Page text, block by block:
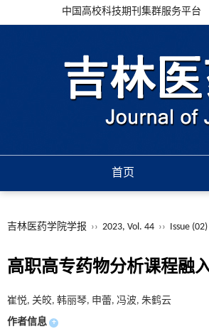
中国高校科技期刊集群服务平台
首页
吉林医药学院学报 ›› 2023, Vol. 44 ›› Issue (02)
高职高专药物分析课程融
崔悦, 关皎, 韩丽琴, 申蕾, 冯波, 朱鹤云
作者信息 +